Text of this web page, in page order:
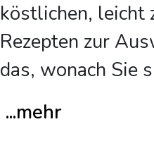
köstlichen, leicht
Rezepten zur
das, wonach Sie
...mehr